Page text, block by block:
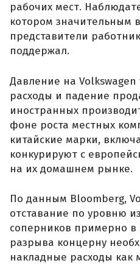
рабочих мест.
котором значительным
представители
поддержал.
Давление на
расходы и падение
иностранных
фоне роста местных
китайские марки,
конкурируют с
на их домашнем рынке.
По данным Bloomberg,
отставание по уровню
соперников примерно в
разрыва концерну
накладные расходы как